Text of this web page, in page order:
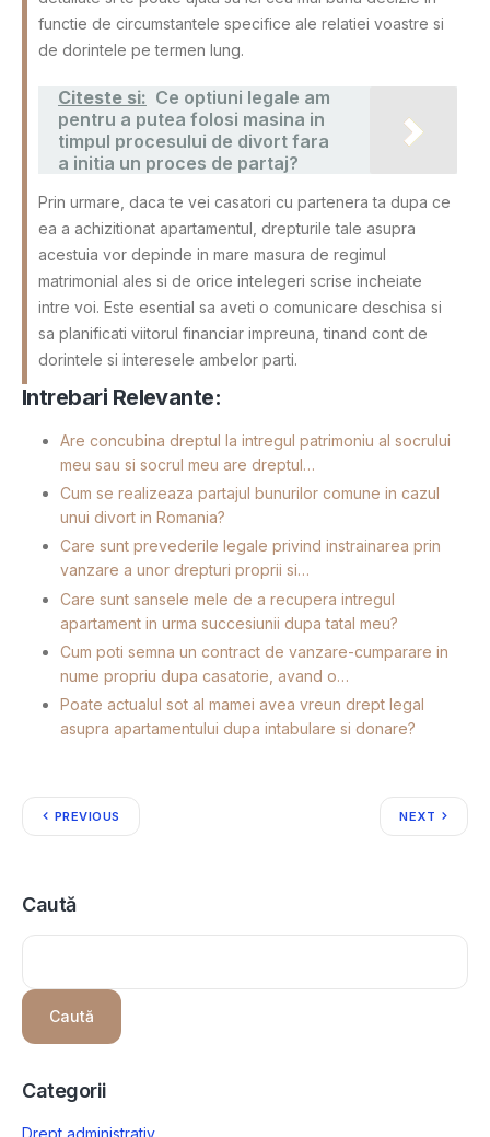
functie de circumstantele specifice ale relatiei voastre si
de dorintele pe termen lung.
Citeste si: Ce optiuni legale am
pentru a putea folosi masina in
timpul procesului de divort fara
a initia un proces de partaj?
Prin urmare, daca te vei casatori cu partenera ta dupa ce
ea a achizitionat apartamentul, drepturile tale asupra
acestuia vor depinde in mare masura de regimul
matrimonial ales si de orice intelegeri scrise incheiate
intre voi. Este esential sa aveti o comunicare deschisa si
sa planificati viitorul financiar impreuna, tinand cont de
dorintele si interesele ambelor parti.
Intrebari Relevante:
Are concubina dreptul la intregul patrimoniu al socrului
meu sau si socrul meu are dreptul…
Cum se realizeaza partajul bunurilor comune in cazul
unui divort in Romania?
Care sunt prevederile legale privind instrainarea prin
vanzare a unor drepturi proprii si…
Care sunt sansele mele de a recupera intregul
apartament in urma succesiunii dupa tatal meu?
Cum poti semna un contract de vanzare-cumparare in
nume propriu dupa casatorie, avand o…
Poate actualul sot al mamei avea vreun drept legal
asupra apartamentului dupa intabulare si donare?
PREVIOUS NEXT
Caută
Caută
Categorii
Drept administrativ